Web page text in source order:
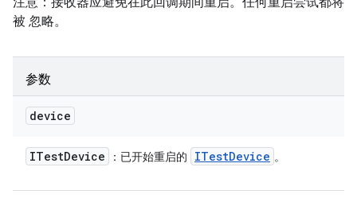
被 忽略。
参数
device
ITestDevice ：已开始重启的 ITestDevice 。